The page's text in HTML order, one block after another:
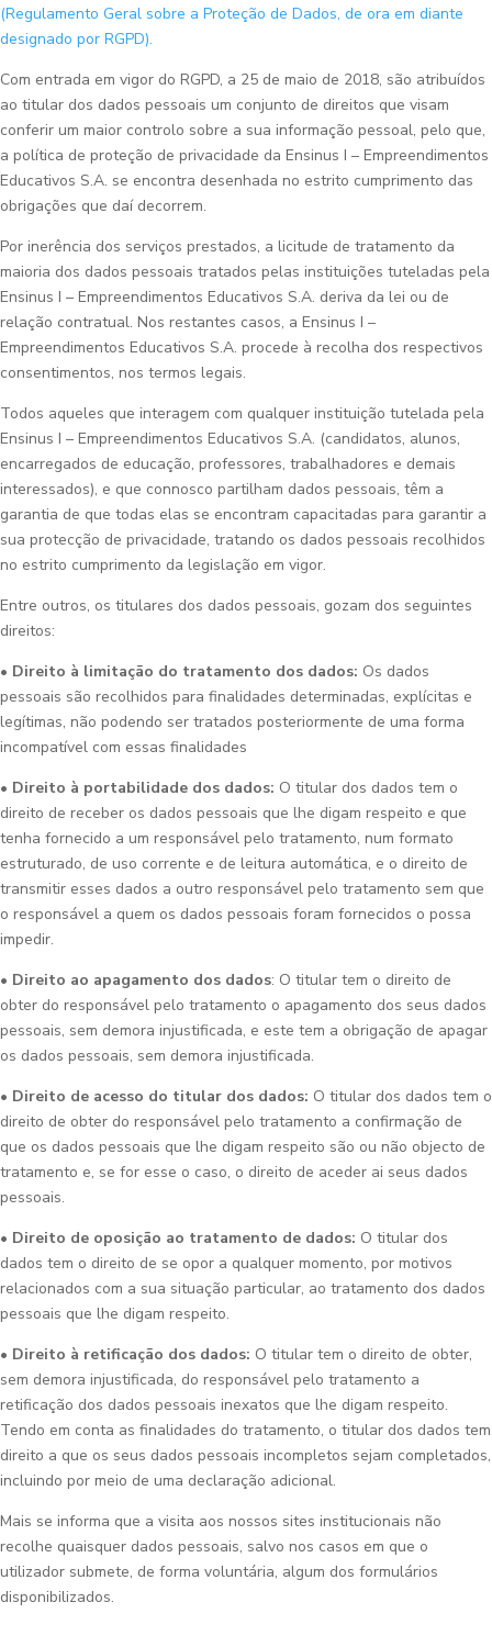
(Regulamento Geral sobre a Proteção de Dados, de ora em diante
designado por RGPD).
Com entrada em vigor do RGPD, a 25 de maio de 2018, são atribuídos
ao titular dos dados pessoais um conjunto de direitos que visam
conferir um maior controlo sobre a sua informação pessoal, pelo que,
a política de proteção de privacidade da Ensinus I – Empreendimentos
Educativos S.A. se encontra desenhada no estrito cumprimento das
obrigações que daí decorrem.
Por inerência dos serviços prestados, a licitude de tratamento da
maioria dos dados pessoais tratados pelas instituições tuteladas pela
Ensinus I – Empreendimentos Educativos S.A. deriva da lei ou de
relação contratual. Nos restantes casos, a Ensinus I –
Empreendimentos Educativos S.A. procede à recolha dos respectivos
consentimentos, nos termos legais.
Todos aqueles que interagem com qualquer instituição tutelada pela
Ensinus I – Empreendimentos Educativos S.A. (candidatos, alunos,
encarregados de educação, professores, trabalhadores e demais
interessados), e que connosco partilham dados pessoais, têm a
garantia de que todas elas se encontram capacitadas para garantir a
sua protecção de privacidade, tratando os dados pessoais recolhidos
no estrito cumprimento da legislação em vigor.
Entre outros, os titulares dos dados pessoais, gozam dos seguintes
direitos:
• Direito à limitação do tratamento dos dados: Os dados
pessoais são recolhidos para finalidades determinadas, explícitas e
legítimas, não podendo ser tratados posteriormente de uma forma
incompatível com essas finalidades
• Direito à portabilidade dos dados: O titular dos dados tem o
direito de receber os dados pessoais que lhe digam respeito e que
tenha fornecido a um responsável pelo tratamento, num formato
estruturado, de uso corrente e de leitura automática, e o direito de
transmitir esses dados a outro responsável pelo tratamento sem que
o responsável a quem os dados pessoais foram fornecidos o possa
impedir.
• Direito ao apagamento dos dados: O titular tem o direito de
obter do responsável pelo tratamento o apagamento dos seus dados
pessoais, sem demora injustificada, e este tem a obrigação de apagar
os dados pessoais, sem demora injustificada.
• Direito de acesso do titular dos dados: O titular dos dados tem o
direito de obter do responsável pelo tratamento a confirmação de
que os dados pessoais que lhe digam respeito são ou não objecto de
tratamento e, se for esse o caso, o direito de aceder ai seus dados
pessoais.
• Direito de oposição ao tratamento de dados: O titular dos
dados tem o direito de se opor a qualquer momento, por motivos
relacionados com a sua situação particular, ao tratamento dos dados
pessoais que lhe digam respeito.
• Direito à retificação dos dados: O titular tem o direito de obter,
sem demora injustificada, do responsável pelo tratamento a
retificação dos dados pessoais inexatos que lhe digam respeito.
Tendo em conta as finalidades do tratamento, o titular dos dados tem
direito a que os seus dados pessoais incompletos sejam completados,
incluindo por meio de uma declaração adicional.
Mais se informa que a visita aos nossos sites institucionais não
recolhe quaisquer dados pessoais, salvo nos casos em que o
utilizador submete, de forma voluntária, algum dos formulários
disponibilizados.